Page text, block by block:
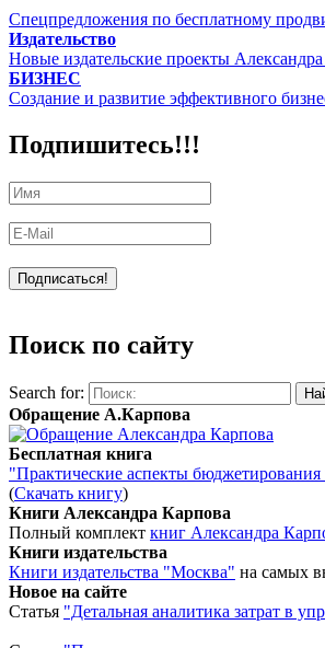
Спецпредложения по бесплатному
Издательство
Новые издательские проекты
БИЗНЕС
Создание и развитие эффективного
Подпишитесь!!!
Поиск по сайту
Search for:
Обращение А.Карпова
Бесплатная книга
"Практические аспекты бюджетирования
(Скачать книгу)
Книги Александра Карпова
Полный комплект книг Александра
Книги издательства
Книги издательства "Москва" на самых
Новое на сайте
Статья "Детальная аналитика затрат в